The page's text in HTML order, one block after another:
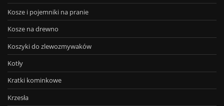
Kosze i pojemniki na pranie
Kosze na drewno
Koszyki do zlewozmywaków
Kotły
Kratki kominkowe
Krzesła